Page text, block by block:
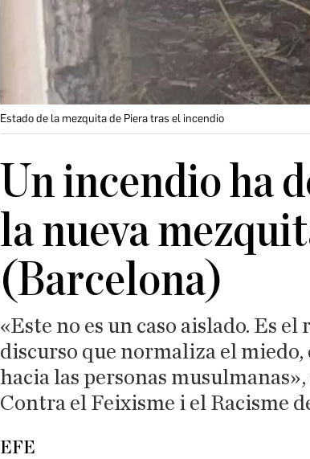
Estado de la mezquita de Piera tras el incendio
Un incendio ha
la nueva
(Barcelona)
«Este no es un caso aislado. Es el
discurso que normaliza el miedo,
hacia las personas
Contra el Feixisme i el Racisme
EFE